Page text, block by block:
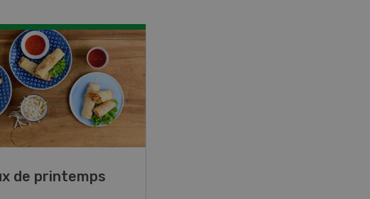
de printemps